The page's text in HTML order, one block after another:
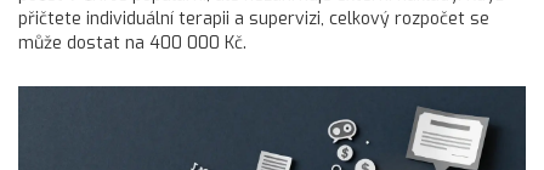
přičtete individuální terapii a supervizi, celkový rozpočet se
může dostat na 400 000 Kč.